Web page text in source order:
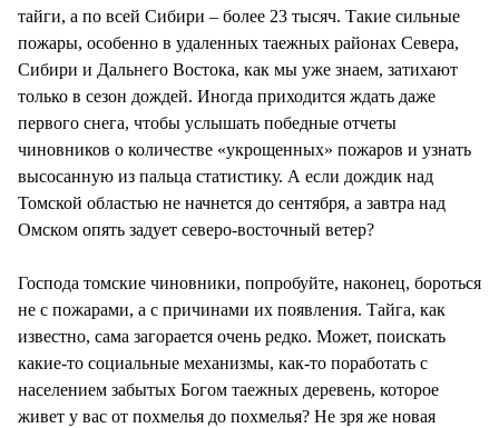
тайги, а по всей Сибири – более 23 тысяч. Такие сильные
пожары, особенно в удаленных таежных районах Севера,
Сибири и Дальнего Востока, как мы уже знаем, затихают
только в сезон дождей. Иногда приходится ждать даже
первого снега, чтобы услышать победные отчеты
чиновников о количестве «укрощенных» пожаров и узнать
высосанную из пальца статистику. А если дождик над
Томской областью не начнется до сентября, а завтра над
Омском опять задует северо-восточный ветер?
Господа томские чиновники, попробуйте, наконец, бороться
не с пожарами, а с причинами их появления. Тайга, как
известно, сама загорается очень редко. Может, поискать
какие-то социальные механизмы, как-то поработать с
населением забытых Богом таежных деревень, которое
живет у вас от похмелья до похмелья? Не зря же новая